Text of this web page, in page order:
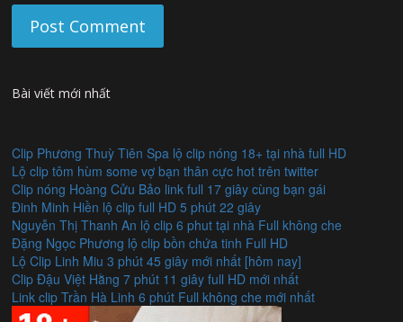
Bài viết mới nhất
Clip Phương Thuỳ Tiên Spa lộ clip nóng 18+ tại nhà full HD
Lộ clip tôm hùm some vợ bạn thân cực hot trên twitter
Clip nóng Hoàng Cửu Bảo link full 17 giây cùng bạn gái
Đinh Minh Hiền lộ clip full HD 5 phút 22 giây
Nguyễn Thị Thanh An lộ clip 6 phut tại nhà Full không che
Đặng Ngọc Phương lộ clip bồn chứa tinh Full HD
Lộ Clip Linh Miu 3 phút 45 giây mới nhất [hôm nay]
Clip Đậu Việt Hằng 7 phút 11 giây full HD mới nhất
Link clip Trần Hà Linh 6 phút Full không che mới nhất